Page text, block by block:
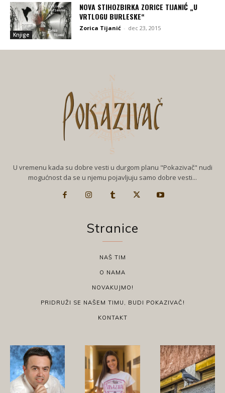
Knjige
NOVA STIHOZBIRKA ZORICE TIJANIĆ „U
VRTLOGU BURLESKE“
Zorica Tijanić - dec 23, 2015
U vremenu kada su dobre vesti u durgom planu "Pokazivač" nudi
mogućnost da se u njemu pojavljuju samo dobre vesti...
Stranice
NAŠ TIM
O NAMA
NOVAKUJMO!
PRIDRUŽI SE NAŠEM TIMU, BUDI POKAZIVAČ!
KONTAKT